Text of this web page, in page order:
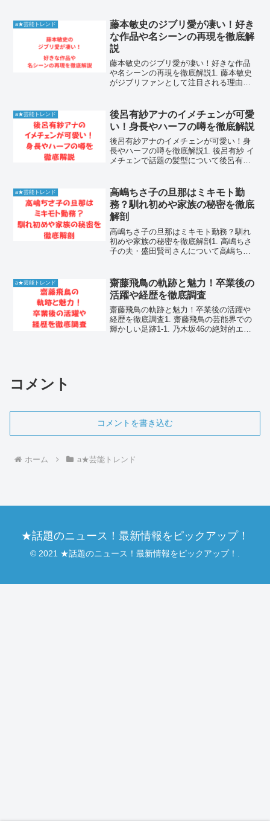
のファンが宮舘涼太学歴や宮舘涼太経歴
について関心を寄...
a★芸能トレンド
藤本敏史のジブリ愛が凄い！好き
な作品や名シーンの再現を徹底解
説
藤本敏史のジブリ愛が凄い！好きな作品
や名シーンの再現を徹底解説1. 藤本敏史
がジブリファンとして注目される理由お
オジブリファンとして知られています。
バラエティ番組...
a★芸能トレンド
後呂有紗アナのイメチェンが可愛
い！身長やハーフの噂を徹底解説
後呂有紗アナのイメチェンが可愛い！身
長やハーフの噂を徹底解説1. 後呂有紗 イ
メチェンで話題の髪型について後呂有紗
たが、最近になって前髪を作るイメチェ
ンをして大きな話題...
a★芸能トレンド
高嶋ちさ子の旦那はミキモト勤
務？馴れ初めや家族の秘密を徹底
解剖
高嶋ちさ子の旦那はミキモト勤務？馴れ
初めや家族の秘密を徹底解剖1. 高嶋ちさ
子の夫・盛田賢司さんについて高嶋ちさ
ウンドが大きな話題を呼んでいます。高
級宝飾店ミキモトでの...
a★芸能トレンド
齋藤飛鳥の軌跡と魅力！卒業後の
活躍や経歴を徹底調査
齋藤飛鳥の軌跡と魅力！卒業後の活躍や
経歴を徹底調査1. 齋藤飛鳥の芸能界での
輝かしい足跡1-1. 乃木坂46の絶対的エー
コメント
コメントを書き込む
ホーム a★芸能トレンド
★話題のニュース！最新情報をピックアップ！
© 2021 ★話題のニュース！最新情報をピックアップ！.